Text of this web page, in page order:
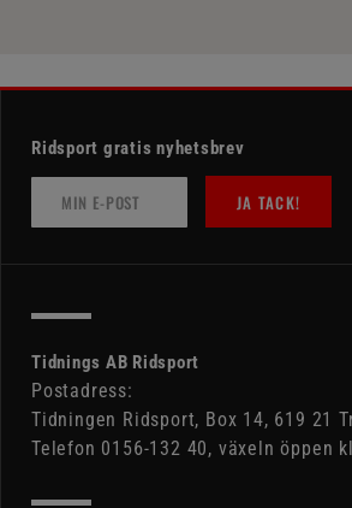
Ridsport gratis nyhetsbrev
JA TACK!
Tidnings AB Ridsport
Postadress:
Tidningen Ridsport, Box 14, 619 21
Telefon 0156-132 40, växeln öppen